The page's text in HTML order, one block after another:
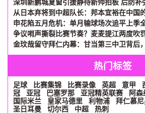
深圳新鹏城夏窗引援静待新帅拍板 后防补
从日本弃将到中超队长：邦本宜裕在中国
申花陷五月危机：单月输球场次追平上季
争议哨声撕裂比赛节奏？麦麦提江两度吹
热门标签
足球 比赛集锦 比赛录像 英超 意甲
冠
亚冠 巴塞罗那 亚冠精英联赛 阿森
国际米兰
皇家马德里 利物浦 拜仁慕
圣日耳曼
切尔西 中超 热刺